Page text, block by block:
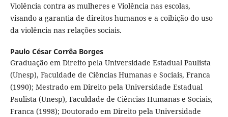
Violência contra as mulheres e Violência nas escolas,
visando a garantia de direitos humanos e a coibição do uso
da violência nas relações sociais.
Paulo César Corrêa Borges
Graduação em Direito pela Universidade Estadual Paulista
(Unesp), Faculdade de Ciências Humanas e Sociais, Franca
(1990); Mestrado em Direito pela Universidade Estadual
Paulista (Unesp), Faculdade de Ciências Humanas e Sociais,
Franca (1998); Doutorado em Direito pela Universidade